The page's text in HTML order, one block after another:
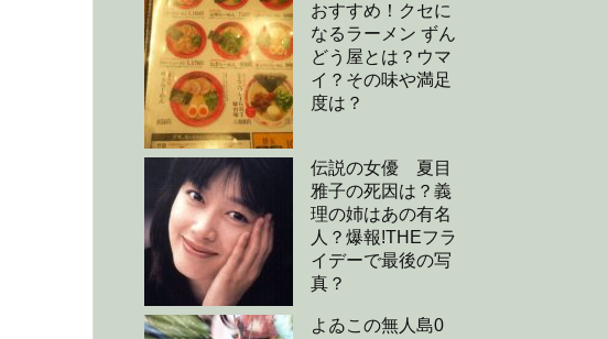
おすすめ！クセに
なるラーメン ずん
どう屋とは？ウマ
イ？その味や満足
度は？
伝説の女優 夏目
雅子の死因は？義
理の姉はあの有名
人？爆報!THEフラ
イデーで最後の写
真？
よゐこの無人島0